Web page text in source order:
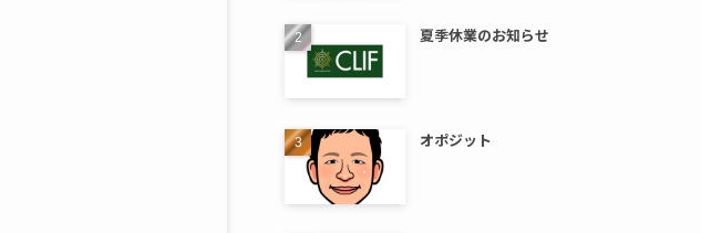
夏季休業のお知らせ
オポジット